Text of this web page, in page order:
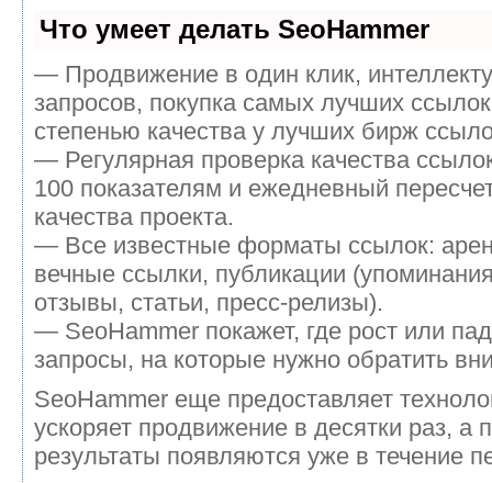
Что умеет делать SeoHammer
— Продвижение в один клик,
запросов, покупка самых лучших
степенью качества у лучших бирж
— Регулярная проверка качества
100 показателям и ежедневный
качества проекта.
— Все известные форматы ссылок:
вечные ссылки, публикации
отзывы, статьи, пресс-релизы).
— SeoHammer покажет, где рост или
запросы, на которые нужно обратить
SeoHammer еще предоставляет
ускоряет продвижение в десятки раз, а
результаты появляются уже в течение